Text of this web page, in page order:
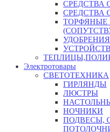
СРЕДСТВА
СРЕДСТВА
ТОРФЯНЫЕ
УДОБРЕНИЯ
Электротовары
СВЕТОТЕХНИКА
ГИРЛЯНДЫ
ЛЮСТРЫ
НОЧНИКИ
ПОДВЕСЫ,